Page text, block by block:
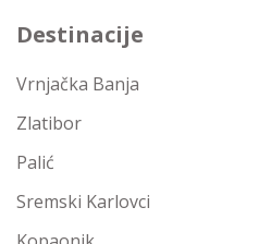
Destinacije
Vrnjačka Banja
Zlatibor
Palić
Sremski Karlovci